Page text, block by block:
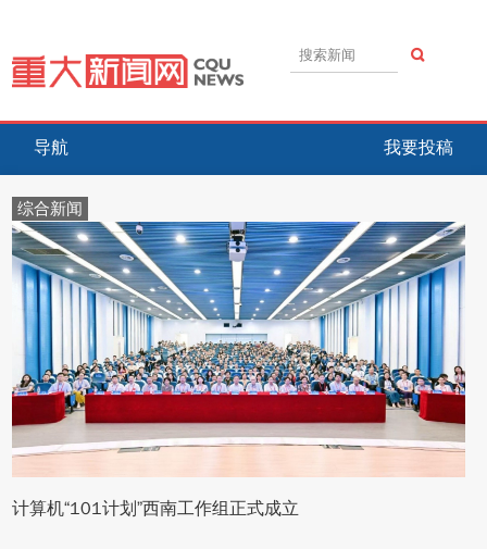
导航 我要投稿
综合新闻
计算机“101计划”西南工作组正式成立